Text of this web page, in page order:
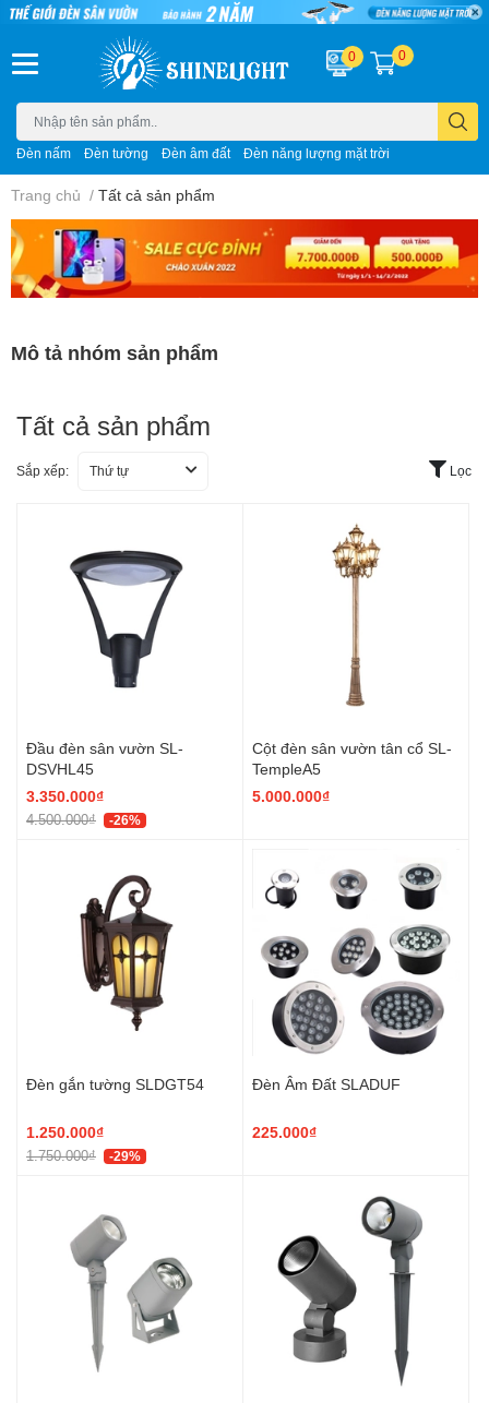
Đèn nấm Đèn tường Đèn âm đất Đèn năng lượng mặt trời
0 0
Trang chủ / Tất cả sản phẩm
Mô tả nhóm sản phẩm
Tất cả sản phẩm
Sắp xếp: Thứ tự Lọc
Đầu đèn sân vườn SL-
DSVHL45
3.350.000₫
4.500.000₫ -26%
Cột đèn sân vườn tân cổ SL-
TempleA5
5.000.000₫
Đèn gắn tường SLDGT54
1.250.000₫
1.750.000₫ -29%
Đèn Âm Đất SLADUF
225.000₫